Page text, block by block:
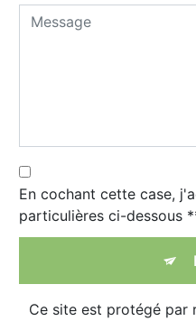
En cochant cette case,
particulières ci-dessous
Ce site est protégé par